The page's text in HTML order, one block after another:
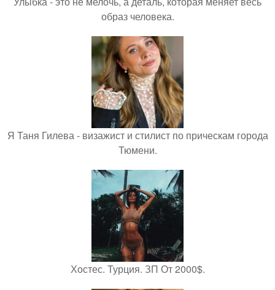
образ человека.
Я Таня Гилева - визажист и стилист по прическам города
Тюмени.
Хостес. Турция. ЗП От 2000$.